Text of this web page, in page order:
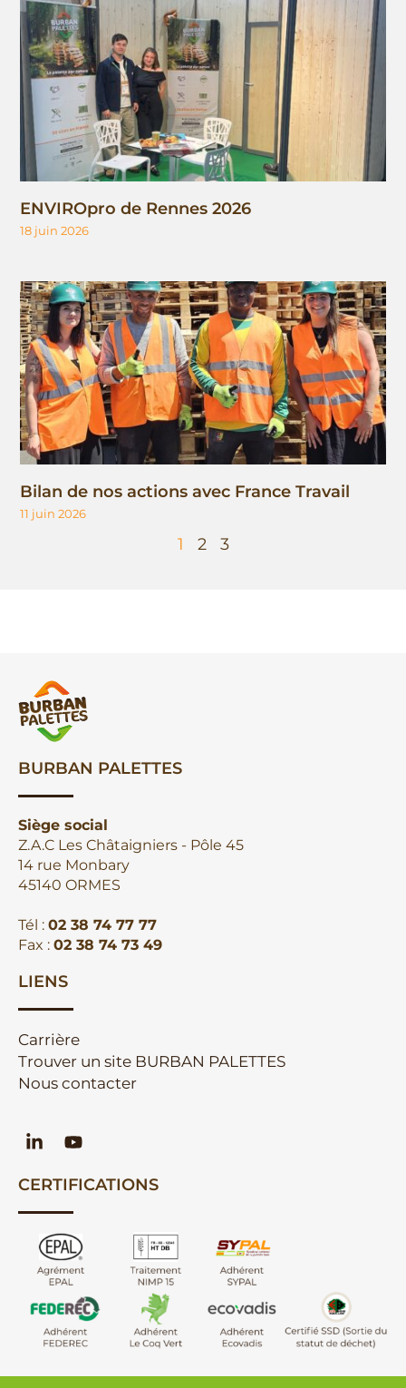
ENVIROpro de Rennes 2026
18 juin 2026
Bilan de nos actions avec France Travail
11 juin 2026
1 2 3
BURBAN PALETTES
Siège social
Z.A.C Les Châtaigniers - Pôle 45
14 rue Monbary
45140 ORMES
Tél : 02 38 74 77 77
Fax : 02 38 74 73 49
LIENS
Carrière
Trouver un site BURBAN PALETTES
Nous contacter
CERTIFICATIONS